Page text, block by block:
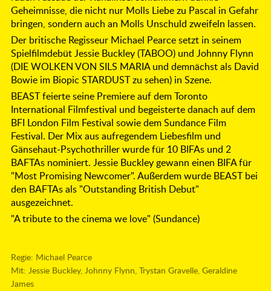
Geheimnisse, die nicht nur Molls Liebe zu Pascal in Gefahr
bringen, sondern auch an Molls Unschuld zweifeln lassen.
Der britische Regisseur Michael Pearce setzt in seinem
Spielfilmdebüt Jessie Buckley (TABOO) und Johnny Flynn
(DIE WOLKEN VON SILS MARIA und demnächst als David
Bowie im Biopic STARDUST zu sehen) in Szene.
BEAST feierte seine Premiere auf dem Toronto
International Filmfestival und begeisterte danach auf dem
BFI London Film Festival sowie dem Sundance Film
Festival. Der Mix aus aufregendem Liebesfilm und
Gänsehaut-Psychothriller wurde für 10 BIFAs und 2
BAFTAs nominiert. Jessie Buckley gewann einen BIFA für
"Most Promising Newcomer". Außerdem wurde BEAST bei
den BAFTAs als "Outstanding British Debut"
ausgezeichnet.
"A tribute to the cinema we love" (Sundance)
Regie: Michael Pearce
Mit: Jessie Buckley, Johnny Flynn, Trystan Gravelle, Geraldine
James